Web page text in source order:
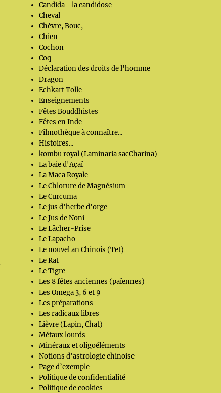
Candida - la candidose
Cheval
Chèvre, Bouc,
Chien
Cochon
Coq
Déclaration des droits de l'homme
Dragon
Echkart Tolle
Enseignements
Fêtes Bouddhistes
Fêtes en Inde
Filmothèque à connaître...
Histoires...
kombu royal (Laminaria sacCharina)
La baie d'Açaï
La Maca Royale
Le Chlorure de Magnésium
Le Curcuma
Le jus d'herbe d'orge
Le Jus de Noni
Le Lâcher-Prise
Le Lapacho
Le nouvel an Chinois (Tet)
Le Rat
Le Tigre
Les 8 fêtes anciennes (païennes)
Les Omega 3, 6 et 9
Les préparations
Les radicaux libres
Lièvre (Lapin, Chat)
Métaux lourds
Minéraux et oligoéléments
Notions d'astrologie chinoise
Page d’exemple
Politique de confidentialité
Politique de cookies